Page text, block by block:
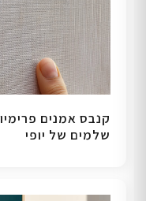
שלמים של יופי